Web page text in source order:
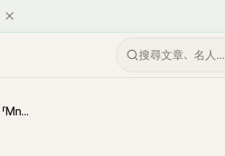
搜尋文章、名人…
《少女星球999》Tiffany和宣美被練習生態度激怒？網友批：「Mnet老套路！」